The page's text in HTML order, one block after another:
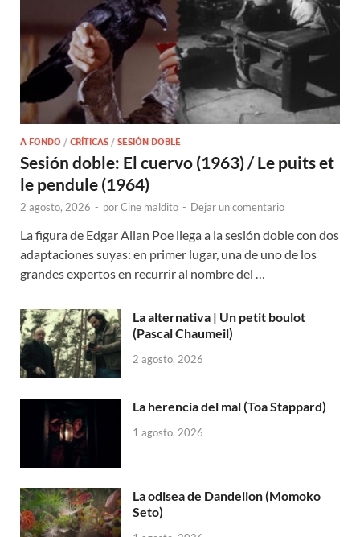
A FONDO / CRÍTICAS / SESIÓN DOBLE
Sesión doble: El cuervo (1963) / Le puits et
le pendule (1964)
2 agosto, 2026 - porCine maldito - Dejar un comentario
La figura de Edgar Allan Poe llega a la sesión doble con dos
adaptaciones suyas: en primer lugar, una de uno de los
grandes expertos en recurrir al nombre del …
La alternativa | Un petit boulot
(Pascal Chaumeil)
2 agosto, 2026
La herencia del mal (Toa Stappard)
1 agosto, 2026
La odisea de Dandelion (Momoko
Seto)